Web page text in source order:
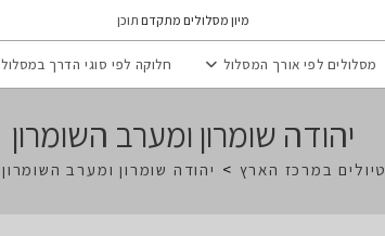
מיון מסלולים מתקדם תוכן
מסלולים לפי אורך המסלול חלוקה לפי סוגי הדרך במסלול
יהודה שומרון ומערב השומרון
טיולים במרכז הארץ > יהודה שומרון ומערב השומרון